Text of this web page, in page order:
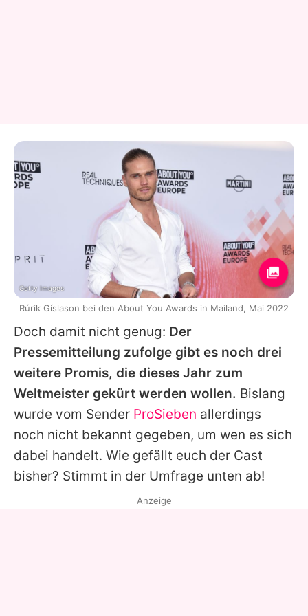
Doch damit nicht genug: Der
Pressemitteilung zufolge gibt es noch drei
weitere Promis, die dieses Jahr zum
Weltmeister gekürt werden wollen. Bislang
wurde vom Sender ProSieben allerdings
noch nicht bekannt gegeben, um wen es sich
dabei handelt. Wie gefällt euch der Cast
bisher? Stimmt in der Umfrage unten ab!
Getty Images
Rúrik Gíslason bei den About You Awards in Mailand, Mai 2022
Anzeige